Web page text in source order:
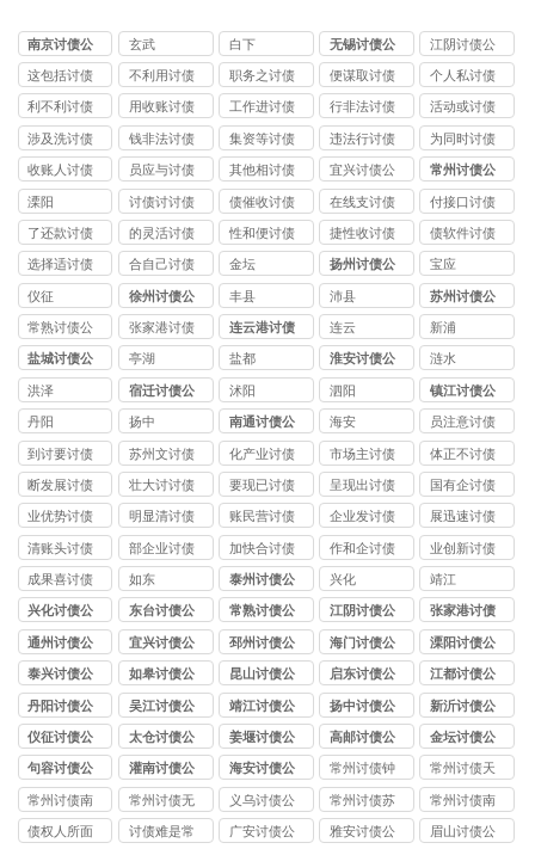
南京讨债公
司
玄武 白下
无锡讨债公
司
江阴讨债公
司
这包括讨债
公司
不利用讨债
公司
职务之讨债
公司
便谋取讨债
公司
个人私讨债
公司
利不利讨债
公司
用收账讨债
公司
工作进讨债
公司
行非法讨债
公司
活动或讨债
公司
涉及洗讨债
公司
钱非法讨债
公司
集资等讨债
公司
违法行讨债
公司
为同时讨债
公司
收账人讨债
公司
员应与讨债
公司
其他相讨债
公司
宜兴讨债公
司
常州讨债公
司
溧阳
讨债讨讨债
公司
债催收讨债
公司
在线支讨债
公司
付接口讨债
公司
了还款讨债
公司
的灵活讨债
公司
性和便讨债
公司
捷性收讨债
公司
债软件讨债
公司
选择适讨债
公司
合自己讨债
公司
金坛
扬州讨债公
司
宝应
仪征
徐州讨债公
司
丰县 沛县
苏州讨债公
司
常熟讨债公
司
张家港讨债
公司
连云港讨债
公司
连云 新浦
盐城讨债公
司
亭湖 盐都
淮安讨债公
司
涟水
洪泽
宿迁讨债公
司
沭阳 泗阳
镇江讨债公
司
丹阳 扬中
南通讨债公
司
海安
员注意讨债
公司
到讨要讨债
公司
苏州文讨债
公司
化产业讨债
公司
市场主讨债
公司
体正不讨债
公司
断发展讨债
公司
壮大讨讨债
公司
要现已讨债
公司
呈现出讨债
公司
国有企讨债
公司
业优势讨债
公司
明显清讨债
公司
账民营讨债
公司
企业发讨债
公司
展迅速讨债
公司
清账头讨债
公司
部企业讨债
公司
加快合讨债
公司
作和企讨债
公司
业创新讨债
公司
成果喜讨债
公司
如东
泰州讨债公
司
兴化 靖江
兴化讨债公
司
东台讨债公
司
常熟讨债公
司
江阴讨债公
司
张家港讨债
公司
通州讨债公
司
宜兴讨债公
司
邳州讨债公
司
海门讨债公
司
溧阳讨债公
司
泰兴讨债公
司
如皋讨债公
司
昆山讨债公
司
启东讨债公
司
江都讨债公
司
丹阳讨债公
司
吴江讨债公
司
靖江讨债公
司
扬中讨债公
司
新沂讨债公
司
仪征讨债公
司
太仓讨债公
司
姜堰讨债公
司
高邮讨债公
司
金坛讨债公
司
句容讨债公
司
灌南讨债公
司
海安讨债公
司
常州讨债钟
楼公司
常州讨债天
宁公司
常州讨债南
通公司
常州讨债无
锡公司
义乌讨债公
司
常州讨债苏
州公司
常州讨债南
京公司
债权人所面 讨债难是常 广安讨债公 雅安讨债公 眉山讨债公